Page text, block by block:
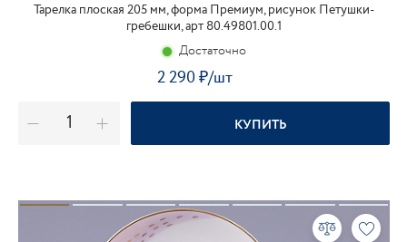
Тарелка плоская 205 мм, форма Премиум, рисунок Петушки-
гребешки, арт 80.49801.00.1
Достаточно
2 290₽/шт
КУПИТЬ